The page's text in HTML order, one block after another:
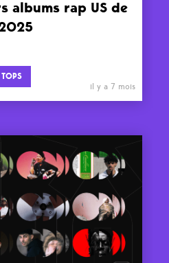
albums rap US de
TOPS
il y a 7 mois